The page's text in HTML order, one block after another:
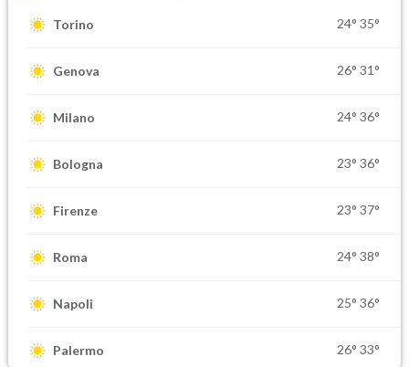
Torino 24° 35°
Genova 26° 31°
Milano 24° 36°
Bologna 23° 36°
Firenze 23° 37°
Roma 24° 38°
Napoli 25° 36°
Palermo 26° 33°